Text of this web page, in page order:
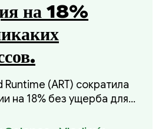
на 18%
(ART) сократила
на 18% без ущерба для